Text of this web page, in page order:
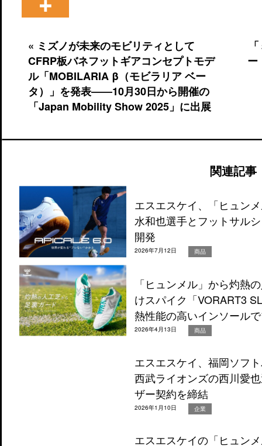
« ミズノが未来のモビリティとして
CFRP板バネフットギアコンセプトモデ
ル「MOBILARIA β（モビラリア ベー
タ）」を発表――10月30日から開催の
「Japan Mobility Show 2025」に出展
ー
関連記事
エスエスケイ、「ヒュン
水和也選手とフットサル
開発
2026年7月12日 商品
「ヒュンメル」から灼熱
けスパイク「VORART3
熱性能の高いインソール
2026年4月13日 商品
エスエスケイ、福岡ソフ
西武ライオンズの西川愛
ザー契約を締結
2026年1月10日 企業
エスエスケイの「ヒュン